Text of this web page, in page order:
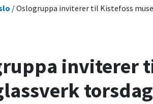
/ Oslogruppa inviterer til Kistefoss
inviterer